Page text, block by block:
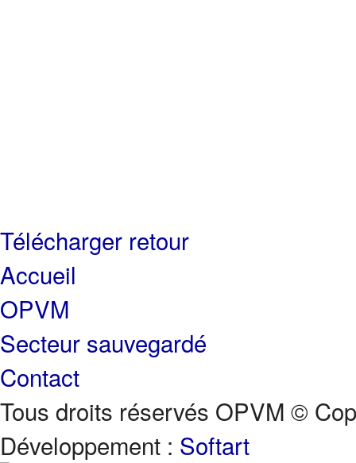
Télécharger retour
Accueil
OPVM
Secteur sauvegardé
Contact
Tous droits réservés OPVM ©
Développement : Softart